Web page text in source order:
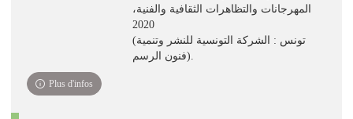
المهرجانات والتظاهرات الثقافية والفنية،
2020
(تونس : الشركة التونسية للنشر وتنمية
فنون الرسم).
Plus d'infos